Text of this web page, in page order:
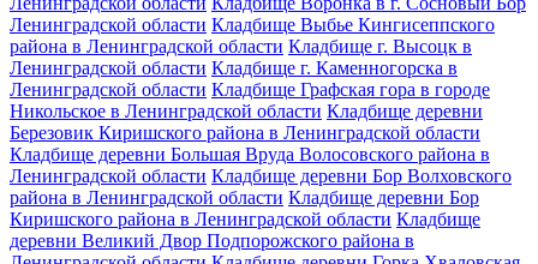
Ленинградской области Кладбище Выбье Кингисеппского
района в Ленинградской области Кладбище г. Высоцк в
Ленинградской области Кладбище г. Каменногорска в
Ленинградской области Кладбище Графская гора в городе
Никольское в Ленинградской области Кладбище деревни
Березовик Киришского района в Ленинградской области
Кладбище деревни Большая Вруда Волосовского района в
Ленинградской области Кладбище деревни Бор Волховского
района в Ленинградской области Кладбище деревни Бор
Киришского района в Ленинградской области Кладбище
деревни Великий Двор Подпорожского района в